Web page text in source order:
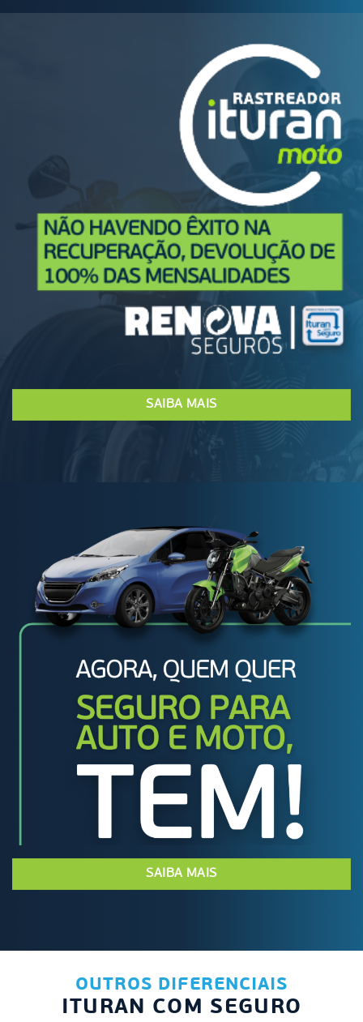
SAIBA MAIS
SAIBA MAIS
OUTROS DIFERENCIAIS
ITURAN COM SEGURO